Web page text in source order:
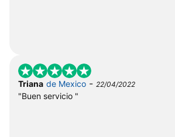
Triana de Mexico - 22/04/2022
"Buen servicio "